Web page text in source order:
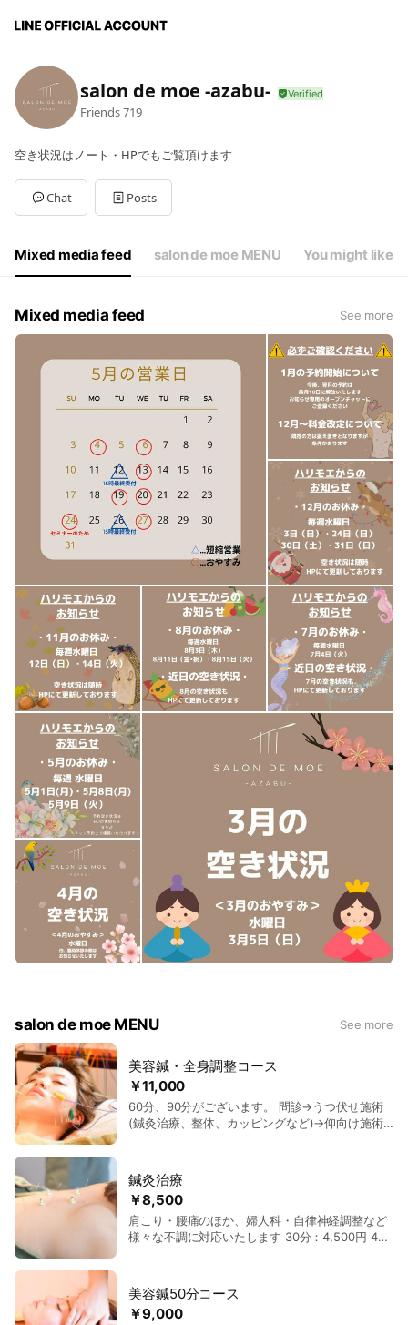
salon de moe -azabu-
Friends719
空き状況はノート・HPでもご覧頂けます
Chat Posts
Mixed media feed salon de moe MENU You might like
Mixed media feed See more
salon de moe MENU See more
￥11,000
美容鍼・全身調整コース
60分、90分がございます。 問診→うつ伏せ施術
(鍼灸治療、整体、カッピングなど)→仰向け施術
おります。 60分コース：11,000円 90分コース：
14,000円 ※オプション料金はございません。お悩
みにあわせて、お受けいただけます。
￥8,500
鍼灸治療
肩こり・腰痛のほか、婦人科・自律神経調整など
様々な不調に対応いたします 30分：4,500円 40
￥9,000
美容鍼50分コース